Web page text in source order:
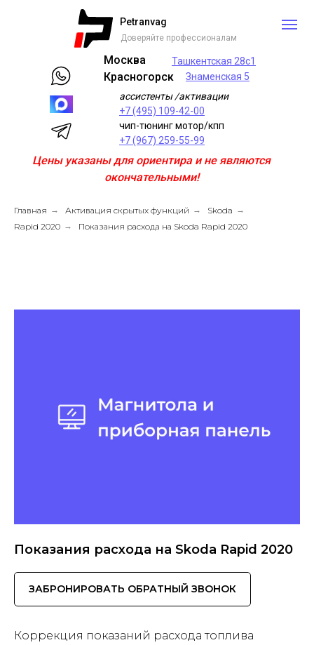
Ташкентская 28с1
Знаменская 5
ассистенты /активации
+7 (495) 109-42-00
чип-тюнинг мотор/кпп
+7 (967) 259-55-99
Москва
Красногорск
Petranvag
Доверяйте профессионалам
Цены указаны для ориентира и не являются
окончательными!
Главная → Активация скрытых функций → Skoda →
Rapid 2020 → Показания расхода на Skoda Rapid 2020
Показания расхода на Skoda Rapid 2020
ЗАБРОНИРОВАТЬ ОБРАТНЫЙ ЗВОНОК
Коррекция показаний расхода топлива